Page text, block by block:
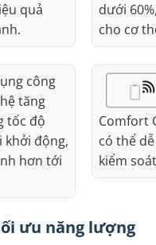
quả
dưới
cho cơ
công
tăng
tốc độ
khởi động,
hơn tới
Comfort
có thể
kiểm
ưu năng lượng